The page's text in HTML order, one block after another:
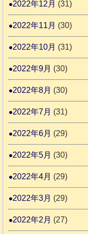
2022年12月 (31)
2022年11月 (30)
2022年10月 (31)
2022年9月 (30)
2022年8月 (30)
2022年7月 (31)
2022年6月 (29)
2022年5月 (30)
2022年4月 (29)
2022年3月 (29)
2022年2月 (27)